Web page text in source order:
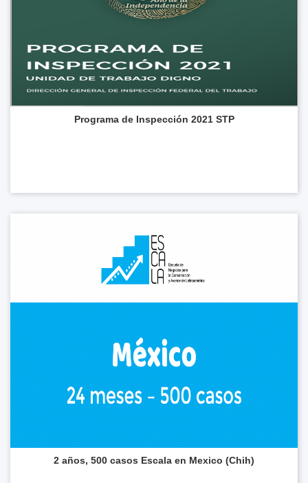
Programa de Inspección 2021 STP
2 años, 500 casos Escala en Mexico (Chih)